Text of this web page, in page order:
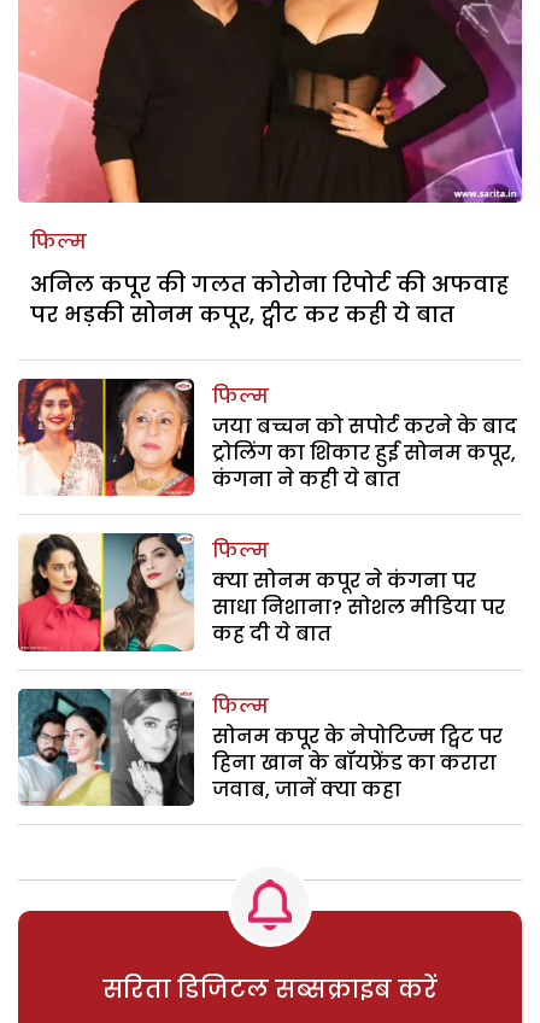
फिल्म
अनिल कपूर की गलत कोरोना रिपोर्ट की अफवाह
पर भड़की सोनम कपूर, ट्वीट कर कही ये बात
फिल्म
जया बच्चन को सपोर्ट करने के बाद
ट्रोलिंग का शिकार हुई सोनम कपूर,
कंगना ने कही ये बात
फिल्म
क्या सोनम कपूर ने कंगना पर
साधा निशाना? सोशल मीडिया पर
कह दी ये बात
फिल्म
सोनम कपूर के नेपोटिज्म ट्विट पर
हिना खान के बॉयफ्रेंड का करारा
जवाब, जानें क्या कहा
सरिता डिजिटल सब्सक्राइब करें